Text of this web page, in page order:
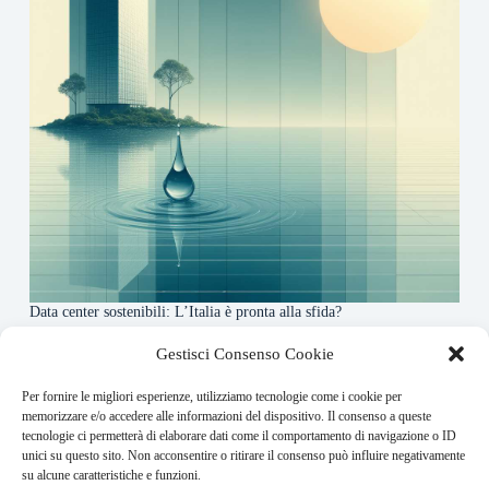
Gestisci Consenso Cookie
Per fornire le migliori esperienze, utilizziamo tecnologie come i cookie per
memorizzare e/o accedere alle informazioni del dispositivo. Il consenso a queste
tecnologie ci permetterà di elaborare dati come il comportamento di navigazione o ID
unici su questo sito. Non acconsentire o ritirare il consenso può influire negativamente
su alcune caratteristiche e funzioni.
Data center sostenibili: L’Italia è pronta alla sfida?
About this website
Finance-Bullet.it ogni giorno trova per te le notizie più
rilevanti in ambito finanziario.